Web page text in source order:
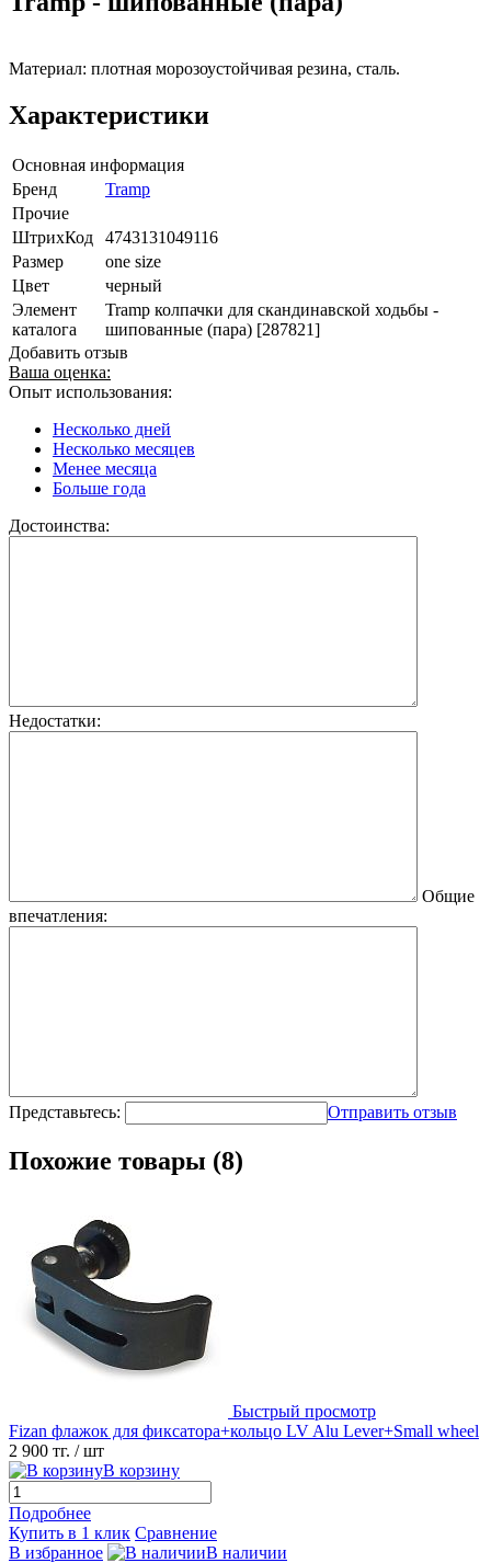
Материал: плотная морозоустойчивая резина, сталь.
Характеристики
Основная информация
Бренд
Tramp
Прочие
ШтрихКод
4743131049116
Размер
one size
Цвет
черный
Элемент
каталога
Tramp колпачки для скандинавской ходьбы -
шипованные (пара) [287821]
Добавить отзыв
Ваша оценка:
Опыт использования:
Несколько дней
Несколько месяцев
Менее месяца
Больше года
Достоинства:
Недостатки:
Общие
впечатления:
Представьтесь: Отправить отзыв
Похожие товары (8)
Быстрый просмотр
Fizan флажок для фиксатора+кольцо LV Alu Lever+Small wheel
2 900 тг. / шт
В корзину
Подробнее
Купить в 1 клик Сравнение
В избранное
В наличии